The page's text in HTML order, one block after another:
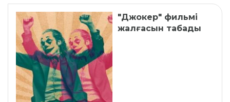
"Джокер" фильмі
жалғасын табады